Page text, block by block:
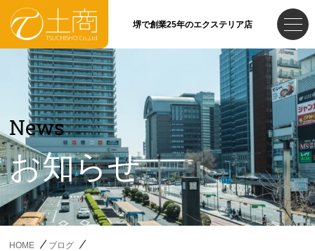
堺で創業25年のエクステリア店
News
お知らせ
HOME
ブログ